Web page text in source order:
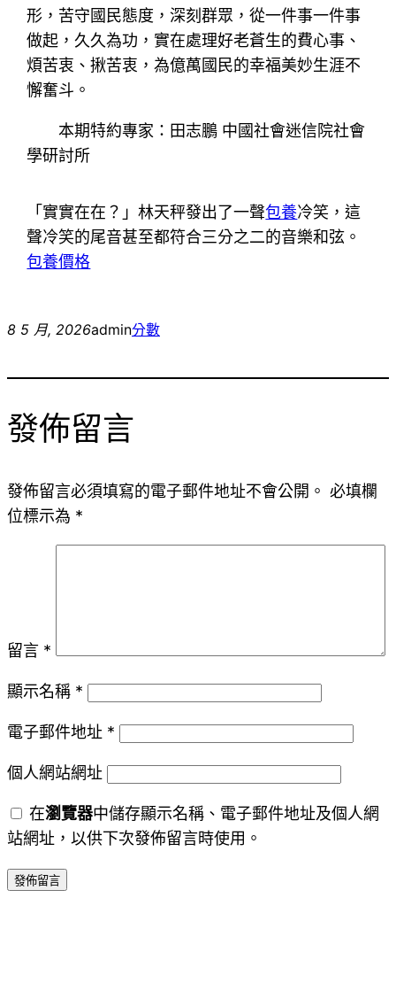
形，苦守國民態度，深刻群眾，從一件事一件事
做起，久久為功，實在處理好老蒼生的費心事、
煩苦衷、揪苦衷，為億萬國民的幸福美妙生涯不
懈奮斗。
本期特約專家：田志鵬 中國社會迷信院社會
學研討所
「實實在在？」林天秤發出了一聲包養冷笑，這
聲冷笑的尾音甚至都符合三分之二的音樂和弦。
包養價格
8 5 月, 2026admin分數
發佈留言
發佈留言必須填寫的電子郵件地址不會公開。 必填欄
位標示為 *
留言 *
顯示名稱 *
電子郵件地址 *
個人網站網址
在瀏覽器中儲存顯示名稱、電子郵件地址及個人網
站網址，以供下次發佈留言時使用。